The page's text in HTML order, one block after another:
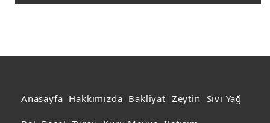
Anasayfa Hakkımızda Bakliyat Zeytin Sıvı Yağ